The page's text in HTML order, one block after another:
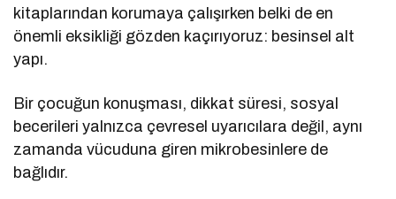
kitaplarından korumaya çalışırken belki de en
önemli eksikliği gözden kaçırıyoruz: besinsel alt
yapı.
Bir çocuğun konuşması, dikkat süresi, sosyal
becerileri yalnızca çevresel uyarıcılara değil, aynı
zamanda vücuduna giren mikrobesinlere de
bağlıdır.